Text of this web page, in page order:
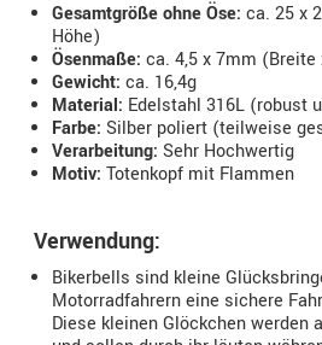
Gesamtgröße ohne Öse: ca. 25 x
Höhe)
Ösenmaße: ca. 4,5 x 7mm (Breite
Gewicht: ca. 16,4g
Material: Edelstahl 316L (robust
Farbe: Silber poliert (teilweise
Verarbeitung: Sehr Hochwertig
Motiv: Totenkopf mit Flammen
Verwendung:
Bikerbells sind kleine
Motorradfahrern eine sichere
Diese kleinen Glöckchen werden